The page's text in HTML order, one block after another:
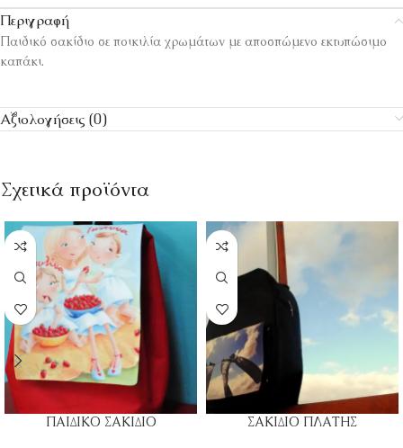
Περιγραφή
Παιδικό σακίδιο σε ποικιλία χρωμάτων με αποσπώμενο εκτυπώσιμο
καπάκι.
Αξιολογήσεις (0)
Σχετικά προϊόντα
ΠΑΙΔΙΚΟ ΣΑΚΙΔΙΟ ΣΑΚΙΔΙΟ ΠΛΑΤΗΣ